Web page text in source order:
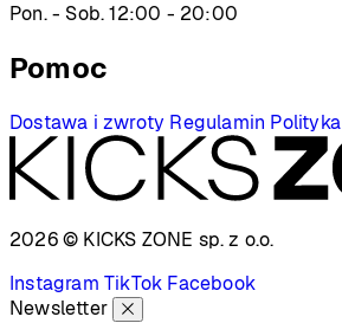
Pon. - Sob. 12:00 - 20:00
Pomoc
Dostawa i zwroty Regulamin
2026 © KICKS ZONE sp. z o.o.
Instagram TikTok Facebook
Newsletter